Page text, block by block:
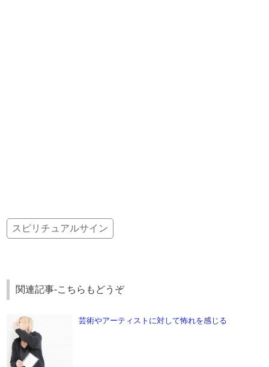
スピリチュアルサイン
関連記事-こちらもどうぞ
芸術やアーティストに対して怖れを感じる